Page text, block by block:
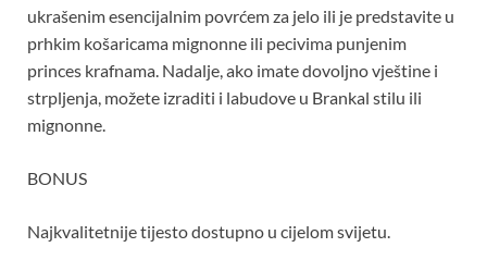
ukrašenim esencijalnim povrćem za jelo ili je predstavite u
prhkim košaricama mignonne ili pecivima punjenim
princes krafnama. Nadalje, ako imate dovoljno vještine i
strpljenja, možete izraditi i labudove u Brankal stilu ili
mignonne.
BONUS
Najkvalitetnije tijesto dostupno u cijelom svijetu.